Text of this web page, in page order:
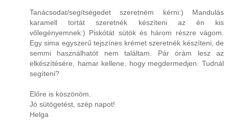
Tanácsodat/segítségedet szeretném kérni:) Mandulás
karamell tortát szeretnék készíteni az én kis
vőlegényemnek:) Piskótát sütök és három részre vágom.
Egy sima egyszerű tejszínes krémet szeretnék készíteni, de
semmi használhatót nem találtam. Pár órám lesz az
elkészítésére, hamar kellene, hogy megdermedjen. Tudnál
segíteni?
Előre is köszönöm.
Jó sütögetést, szép napot!
Helga